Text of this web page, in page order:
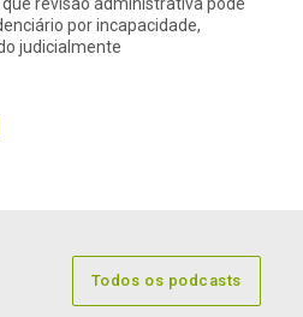
por incapacidade,
judicialmente
Todos os podcasts